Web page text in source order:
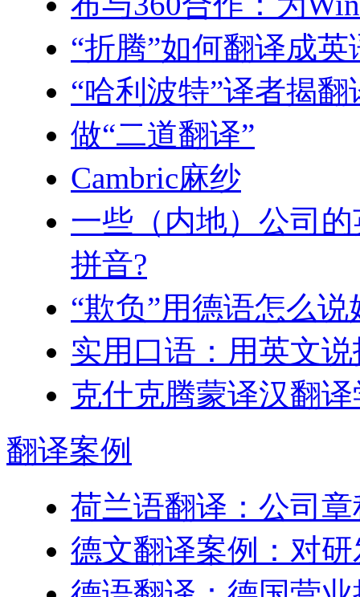
“折腾”如何翻译成
“哈利波特”译者揭
做“二道翻译”
Cambric麻纱
一些（内地）公司
拼音?
“欺负”用德语怎么说
实用口语：用英文
克什克腾蒙译汉翻
翻译案例
荷兰语翻译：公司
德文翻译案例：对